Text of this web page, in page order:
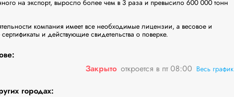
на экспорт, выросло более чем в 3 раза и превысило 600 000 тонн
компания имеет все необходимые лицензии, а весовое и
и действующие свидетельства о поверке.
Закрыто откроется в пт 08:00 Весь график
городах: